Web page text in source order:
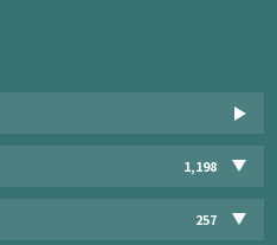
1,198
257